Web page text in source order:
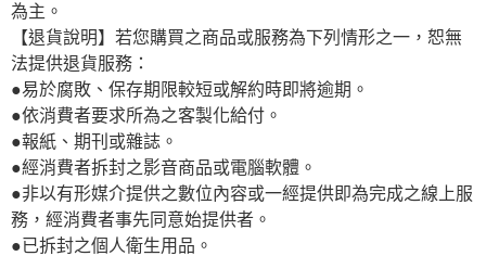
為主。
【退貨說明】若您購買之商品或服務為下列情形之一，恕無
法提供退貨服務：
●易於腐敗、保存期限較短或解約時即將逾期。
●依消費者要求所為之客製化給付。
●報紙、期刊或雜誌。
●經消費者拆封之影音商品或電腦軟體。
●非以有形媒介提供之數位內容或一經提供即為完成之線上服
務，經消費者事先同意始提供者。
●已拆封之個人衛生用品。